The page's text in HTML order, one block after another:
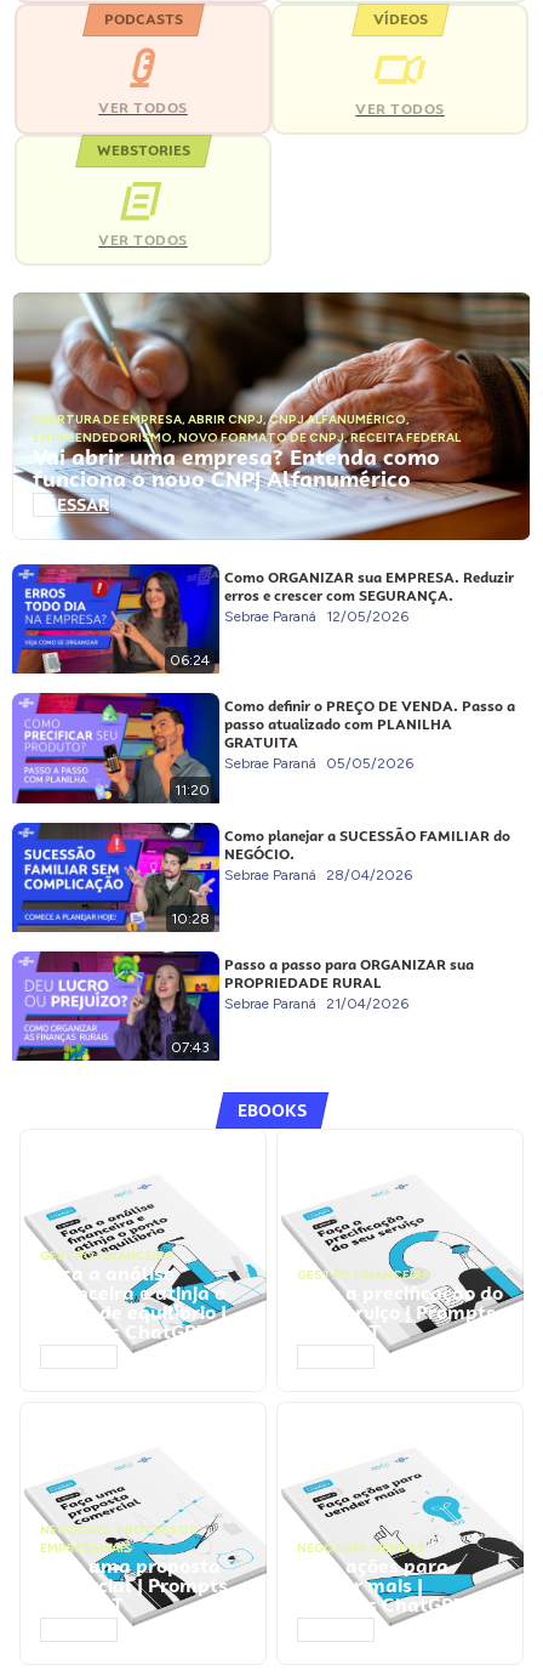
PODCASTS
VER TODOS
VÍDEOS
VER TODOS
WEBSTORIES
VER TODOS
ABERTURA DE EMPRESA, ABRIR CNPJ,CNPJ ALFANUMÉRICO,
EMPREENDEDORISMO, NOVO FORMATO DE CNPJ,RECEITA FEDERAL
Vai abrir uma empresa? Entenda como
funciona o novo CNPJ Alfanumérico
ACESSAR
06:24
Como ORGANIZAR sua EMPRESA. Reduzir
erros e crescer com SEGURANÇA.
Sebrae Paraná 12/05/2026
11:20
Como definir o PREÇO DE VENDA. Passo a
passo atualizado com PLANILHA
GRATUITA
Sebrae Paraná 05/05/2026
10:28
Como planejar a SUCESSÃO FAMILIAR do
NEGÓCIO.
Sebrae Paraná 28/04/2026
07:43
Passo a passo para ORGANIZAR sua
PROPRIEDADE RURAL
Sebrae Paraná 21/04/2026
EBOOKS
GESTÃO FINANCEIRA
Faça a análise
financeira e atinja o
ponto de equilíbrio |
Prompts ChatGPT
GESTÃO FINANCEIRA
Faça a precificação do
seu serviço | Prompts
ChatGPT
NEGÓCIOS, PROCESSOS
EMPRESARIAIS
Faça uma proposta
comercial | Prompts
ChatGPT
NEGÓCIOS, VENDAS
Faça ações para
vender mais |
Prompts ChatGPT